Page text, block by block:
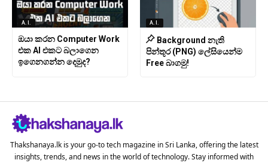
A.I.
ඔයා කරන Computer Work
එක AI එකට බලාගෙන
ඉගෙනගන්න දෙමුද?
A.I.
Background නැති
පින්තූර (PNG) ලේසියෙන්ම
Free බාගමු!
Thakshanaya.lk is your go-to tech magazine in Sri Lanka, offering the latest
insights, trends, and news in the world of technology. Stay informed with